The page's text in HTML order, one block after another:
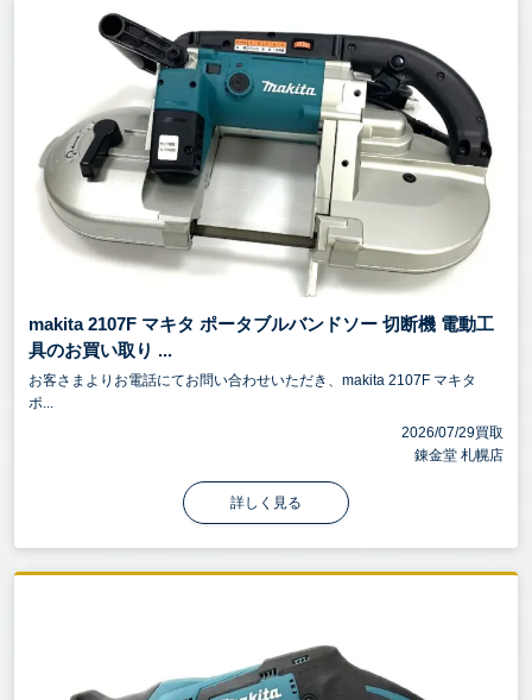
makita 2107F マキタ ポータブルバンドソー 切断機 電動工
具のお買い取り ...
お客さまよりお電話にてお問い合わせいただき、makita 2107F マキタ
ポ...
2026/07/29買取
錬金堂 札幌店
詳しく見る